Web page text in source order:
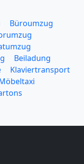
Büroumzug
Beiladung
Klaviertransport